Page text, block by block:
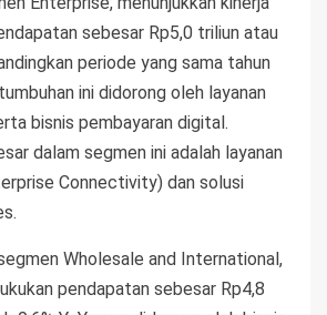
sebesar Rp5,0 triliun atau
periode yang sama tahun
ini didorong oleh layanan
bisnis pembayaran digital.
dalam segmen ini adalah layanan
Connectivity) dan solusi
Wholesale and International,
pendapatan sebesar Rp4,8